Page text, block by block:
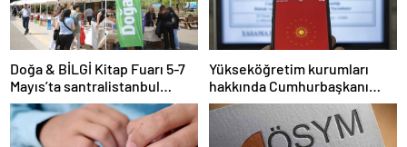
Doğa & BİLGİ Kitap Fuarı 5-7
Mayıs’ta santralistanbul
Kampüsünde kapılarını açıyor
Yükseköğretim kurumları
hakkında Cumhurbaşkanı
kararı Resmi Gazete’de